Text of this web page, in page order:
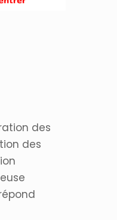
des
des